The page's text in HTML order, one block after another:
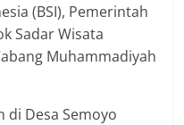
(BSI), Pemerintah
Sadar Wisata
Muhammadiyah
di Desa Semoyo